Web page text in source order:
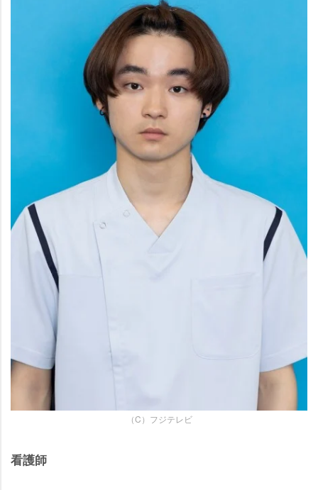
（C）フジテレビ
看護師